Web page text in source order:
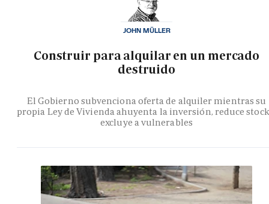
Construir para alquilar en un mercado
destruido
El Gobierno subvenciona oferta de alquiler mientras su
propia Ley de Vivienda ahuyenta la inversión, reduce
excluye a vulnerables
JOHN MÜLLER